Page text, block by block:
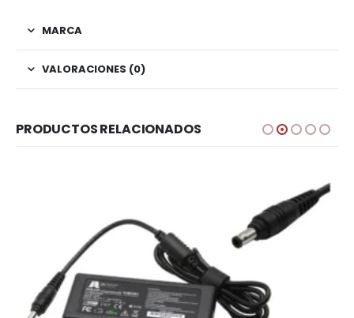
MARCA
VALORACIONES (0)
PRODUCTOS RELACIONADOS